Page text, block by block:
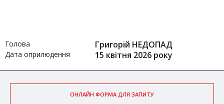
Голова Григорій НЕДОПАД
Дата оприлюдення 15 квітня 2026 року
ОНЛАЙН ФОРМА ДЛЯ ЗАПИТУ